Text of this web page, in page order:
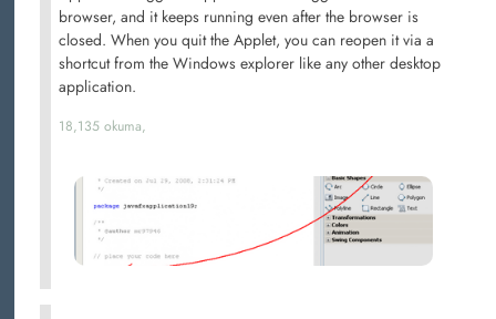
browser, and it keeps running even after the browser is
closed. When you quit the Applet, you can reopen it via a
shortcut from the Windows explorer like any other desktop
application.
18,135 okuma,